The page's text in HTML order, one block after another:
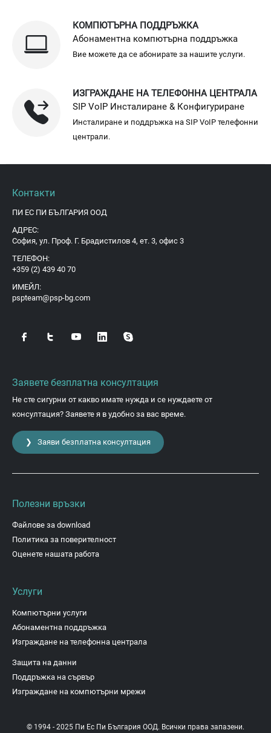
КОМПЮТЪРНА ПОДДРЪЖКА
Абонаментна компютърна поддръжка
Вие можете да се абонирате за нашите услуги.
ИЗГРАЖДАНЕ НА ТЕЛЕФОННА ЦЕНТРАЛА
SIP VoIP Инсталиране & Конфигуриране
Инсталиране и поддръжка на SIP VoIP телефонни
централи.
Контакти
ПИ ЕС ПИ БЪЛГАРИЯ ООД
АДРЕС:
София, ул. Проф. Г. Брадистилов 4, ет. 3, офис 3
ТЕЛЕФОН:
+359 (2) 439 40 70
ИМЕЙЛ:
pspteam@psp-bg.com
Заявете безплатна консултация
Не сте сигурни от какво имате нужда и се нуждаете от
консултация? Заявете я в удобно за вас време.
❯ Заяви безплатна консултация
Полезни връзки
Файлове за download
Политика за поверителност
Оценете нашата работа
Услуги
Компютърни услуги
Абонаментна поддръжка
Изграждане на телефонна централа
Защита на данни
Поддръжка на сървър
Изграждане на компютърни мрежи
© 1994 - 2025 Пи Ес Пи България ООД. Всички права запазени.